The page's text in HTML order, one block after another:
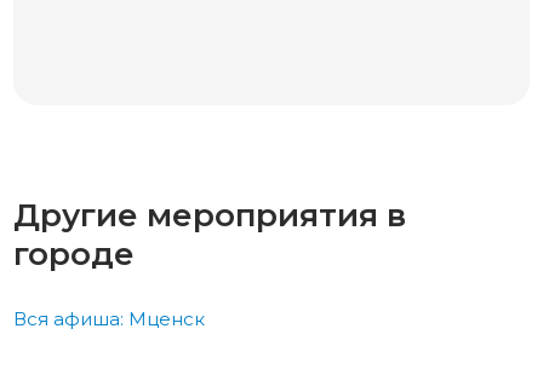
Другие мероприятия в
городе
Вся афиша: Мценск